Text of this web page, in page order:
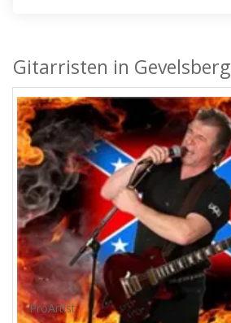
Gitarristen in Gevelsberg
ProArtist